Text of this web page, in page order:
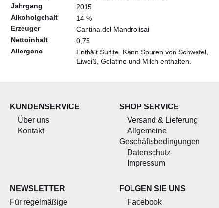
Jahrgang
2015
Alkoholgehalt
14 %
Erzeuger
Cantina del Mandrolisai
Nettoinhalt
0,75
Allergene
Enthält Sulfite. Kann Spuren von Schwefel,
Eiweiß, Gelatine und Milch enthalten.
KUNDENSERVICE
Über uns
Kontakt
SHOP SERVICE
Versand & Lieferung
Allgemeine
Geschäftsbedingungen
Datenschutz
Impressum
NEWSLETTER
Für regelmäßige
FOLGEN SIE UNS
Facebook